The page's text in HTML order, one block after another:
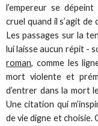
l’empereur se
cruel quand il s’agit de
Les passages sur la
lui laisse aucun répit -
roman, comme les
mort violente et
d’entrer dans la mort
Une citation qui
de vie digne et choisie.